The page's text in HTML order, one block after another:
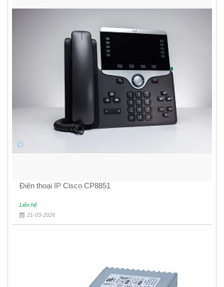
Điện thoại IP Cisco CP8851
Liên hệ
21-03-2026